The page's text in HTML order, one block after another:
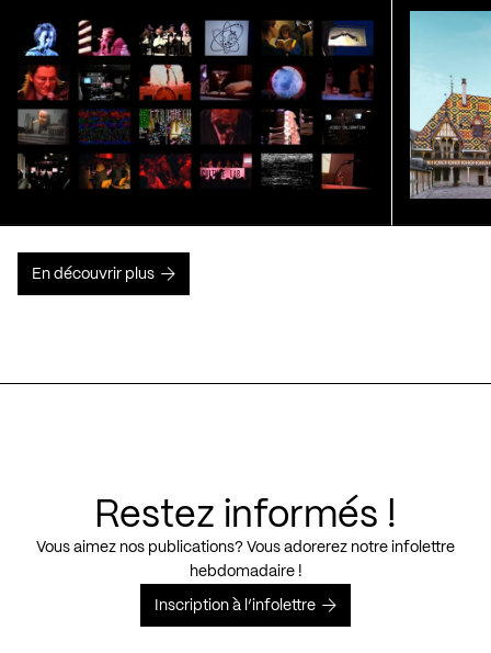
En découvrir plus
Restez informés !
Vous aimez nos publications? Vous adorerez notre infolettre
hebdomadaire !
Inscription à l’infolettre